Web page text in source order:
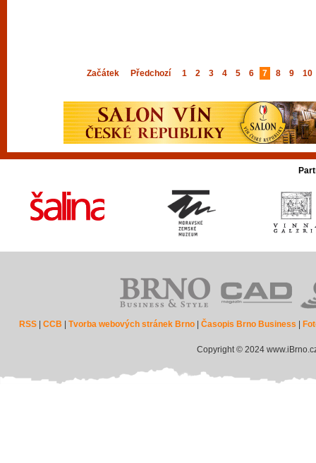
Začátek Předchozí 1 2 3 4 5 6 7 8 9 10
RSS |CCB |Tvorba webových stránek Brno |Časopis Brno Business
Copyright © 2024